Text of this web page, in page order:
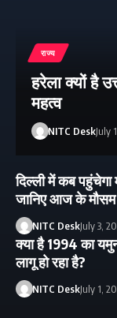
राज्य
हरेला क्यों है
महत्व
NITC DeskJuly
दिल्ली में कब
जानिए आज के
NITC DeskJuly 3,
क्या है 1994 का
लागू हो रहा है?
NITC DeskJuly 1,